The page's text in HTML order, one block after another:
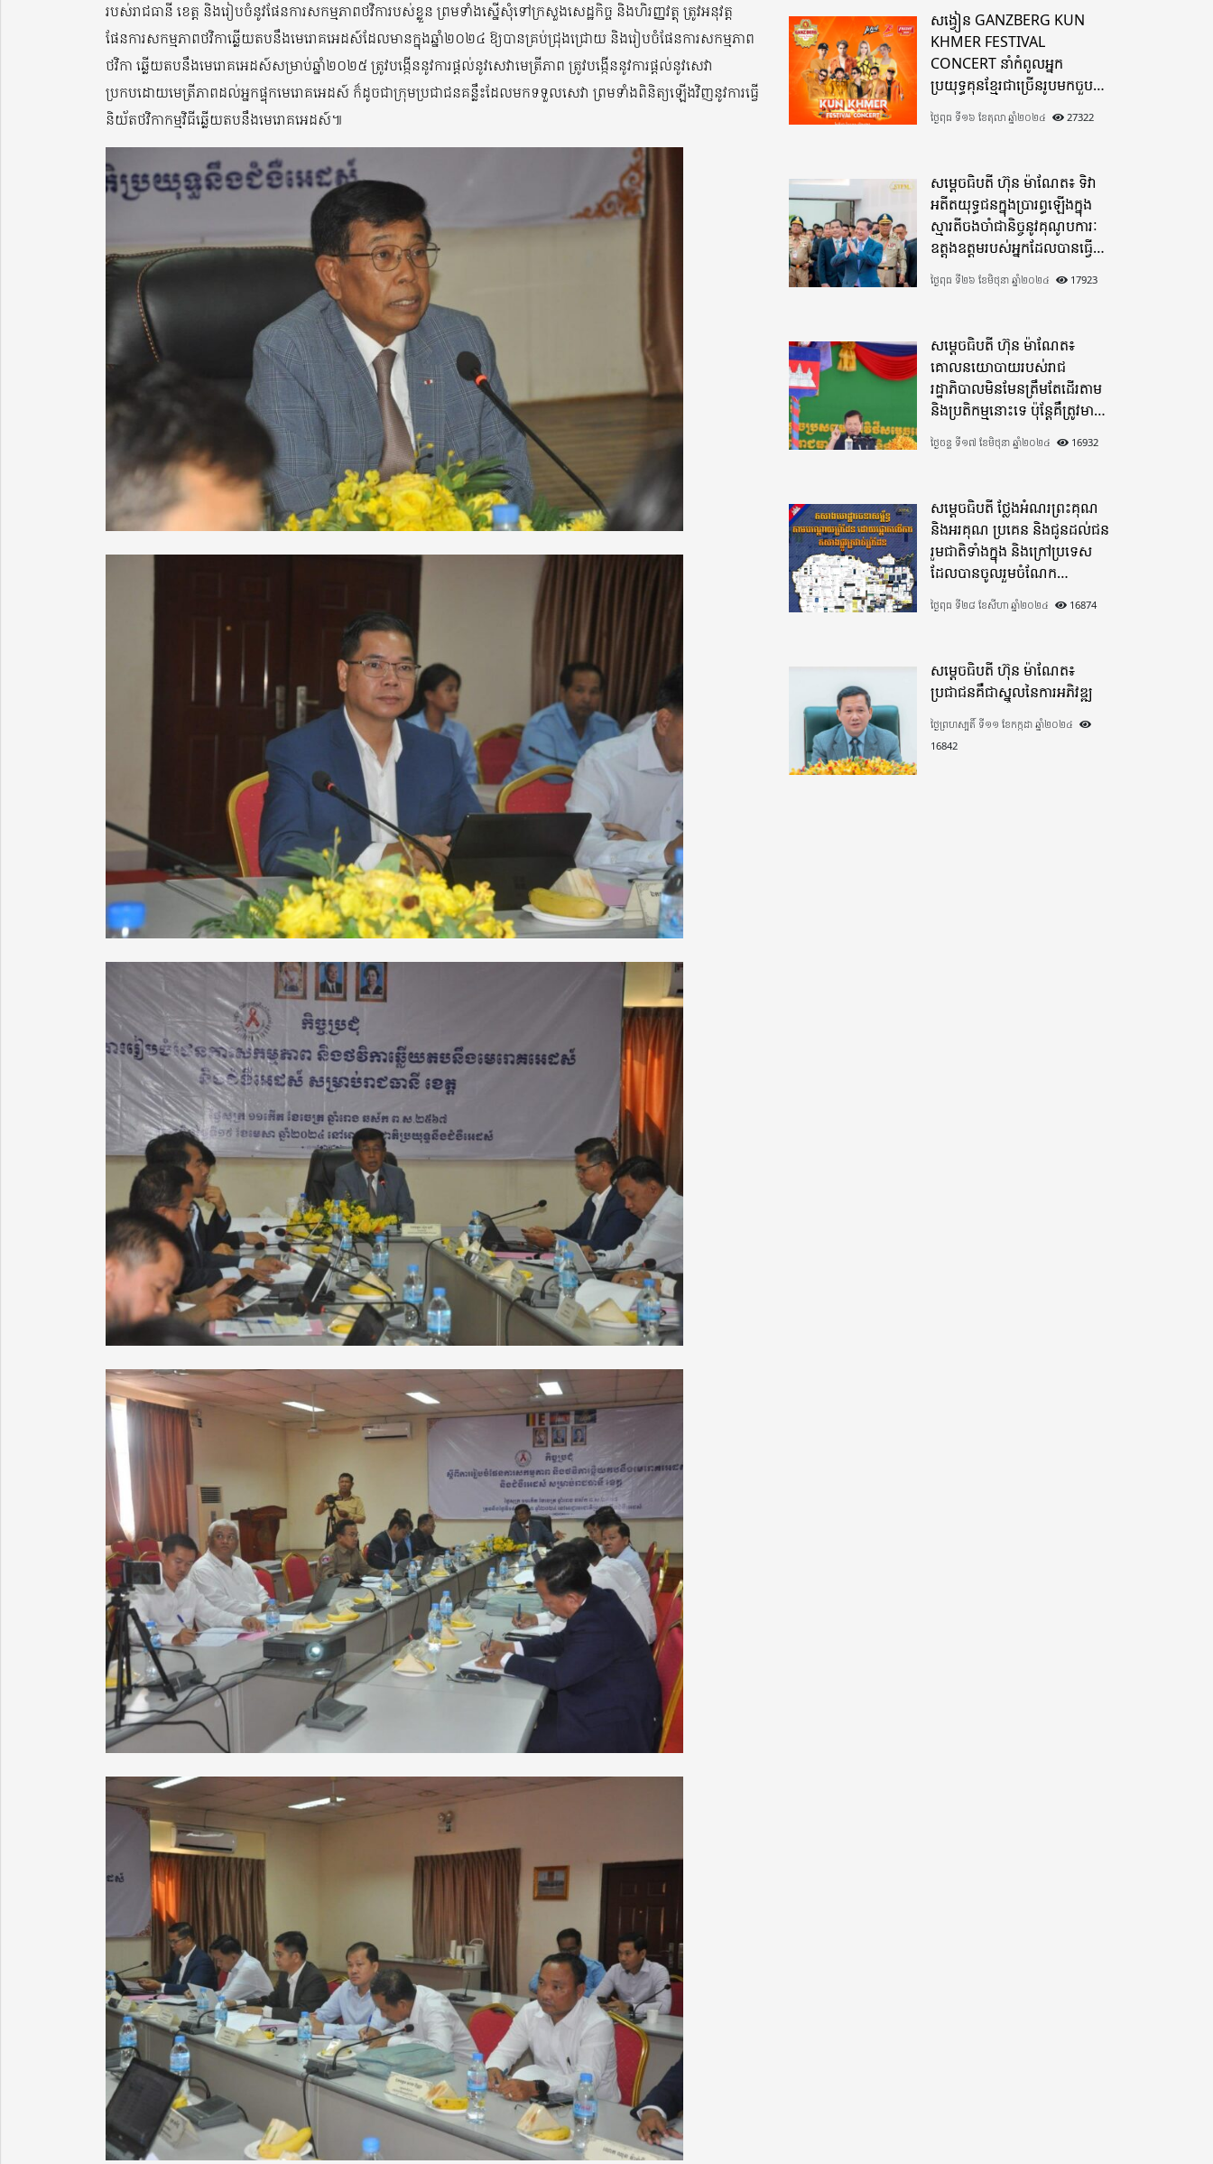
របស់រាជធានី ខេត្ត និងរៀបចំនូវផែនការសកម្មភាពថវិការបស់ខ្លួន ព្រមទាំងស្នើសុំទៅក្រសួងសេដ្ឋកិច្ច និងហិរញ្ញវត្ថុ ត្រូវអនុវត្ត
ផែនការសកម្មភាពថវិកាឆ្លើយតបនឹងមេរោគអេដស៍ដែលមានក្នុងឆ្នាំ២០២៤ ឱ្យបានគ្រប់ជ្រុងជ្រោយ និងរៀបចំផែនការសកម្មភាព
ថវិកា ឆ្លើយតបនឹងមេរោគអេដស៍សម្រាប់ឆ្នាំ២០២៥ ត្រូវបង្កើននូវការផ្តល់នូវសេវាមេត្រីភាព ត្រូវបង្កើននូវការផ្តល់នូវសេវា
ប្រកបដោយមេត្រីភាពដល់អ្នកផ្ទុកមេរោគអេដស៍ ក៏ដូចជាក្រុមប្រជាជនគន្លឹះដែលមកទទួលសេវា ព្រមទាំងពិនិត្យឡើងវិញនូវការធ្វើ
និយ័តថវិកាកម្មវិធីឆ្លើយតបនឹងមេរោគអេដស៍៕
សង្វៀន GANZBERG KUN
KHMER FESTIVAL
CONCERT នាំកំពូលអ្នក
ប្រយុទ្ធគុនខ្មែរជាច្រើនរូបមកចួប
គ្នាលើសង្វៀនគុនខ្មែរតែមួយដ៏
អស្ចារ្យលើទឹកដីខេត្តបាត់ដំបង
ថ្ងៃពុធ ទី១៦ ខែតុលា ឆ្នាំ២០២៤ 27322
សម្តេចធិបតី ហ៊ុន ម៉ាណែត៖ ទិវា
អតីតយុទ្ធជនក្នុងប្រារព្ធឡើងក្នុង
ស្មារតីចងចាំជានិច្ចនូវគុណូបការៈ
ឧត្តុងឧត្តមរបស់អ្នកដែលបានធ្វើ
មហាពលីកម្ម
ថ្ងៃពុធ ទី២៦ ខែមិថុនា ឆ្នាំ២០២៤ 17923
សម្តេចធិបតី ហ៊ុន ម៉ាណែត៖
គោលនយោបាយរបស់រាជ
រដ្ឋាភិបាលមិនមែនត្រឹមតែដើរតាម
និងប្រតិកម្មនោះទេ ប៉ុន្តែគឺត្រូវមាន
ភាពបុរេសកម្ម
ថ្ងៃចន្ទ ទី១៧ ខែមិថុនា ឆ្នាំ២០២៤ 16932
សម្តេចធិបតី ថ្លែងអំណរព្រះគុណ
និងអរគុណ ប្រគេន និងជូនដល់ជន
រួមជាតិទាំងក្នុង​ និងក្រៅប្រទេស​
ដែលបានចូលរួមចំណែក
យ៉ាងផុលផុសបរិច្ចាគថវិកាក្នុង
«មូលនិធិកសាងហេដ្ឋារចនាសម្ព័ន្ធ
កសាងផ្លូវក្រវាត់ព្រំដែន
ថ្ងៃពុធ ទី២៨ ខែសីហា ឆ្នាំ២០២៤ 16874
សម្តេចធិបតី ហ៊ុន ម៉ាណែត៖
ប្រជាជនគឺជាស្នូលនៃការអភិវឌ្ឍ
ថ្ងៃព្រហស្បតិ៍ ទី១១ ខែកក្កដា ឆ្នាំ២០២៤
16842